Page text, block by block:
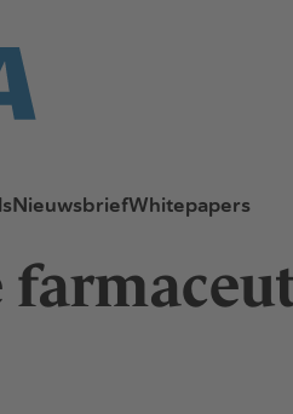
NieuwsbriefWhitepapers